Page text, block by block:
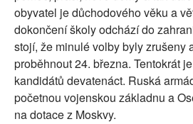
obyvatel je důchodového věku a
dokončení školy odchází do
stojí, že minulé volby byly zrušeny
proběhnout 24. března. Tentokrát
kandidátů devatenáct. Ruská
početnou vojenskou základnu a
na dotace z Moskvy.